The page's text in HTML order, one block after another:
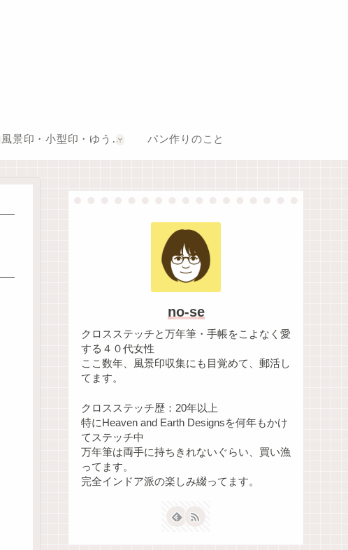
風景印・小型印・ゆうちょスタンプ巡り パン作りのこと
no-se
クロスステッチと万年筆・手帳をこよなく愛
する４０代女性
ここ数年、風景印収集にも目覚めて、郵活し
てます。
クロスステッチ歴：20年以上
特にHeaven and Earth Designsを何年もかけ
てステッチ中
万年筆は両手に持ちきれないぐらい、買い漁
ってます。
完全インドア派の楽しみ綴ってます。